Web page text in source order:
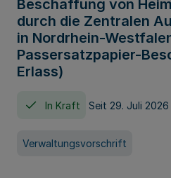
Beschaffung von
durch die Zentralen
in Nordrhein-
Passersatzpapier-
Erlass)
In Kraft Seit 29. Juli 2026
Verwaltungsvorschrift